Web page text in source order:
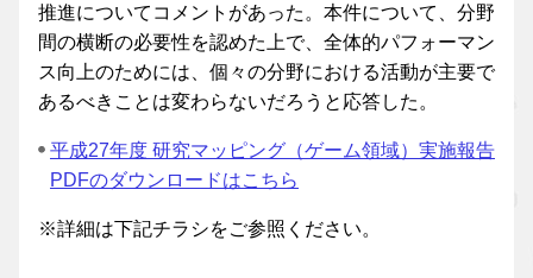
推進についてコメントがあった。本件について、分野
間の横断の必要性を認めた上で、全体的パフォーマン
ス向上のためには、個々の分野における活動が主要で
あるべきことは変わらないだろうと応答した。
平成27年度 研究マッピング（ゲーム領域）実施報告
PDFのダウンロードはこちら
※詳細は下記チラシをご参照ください。